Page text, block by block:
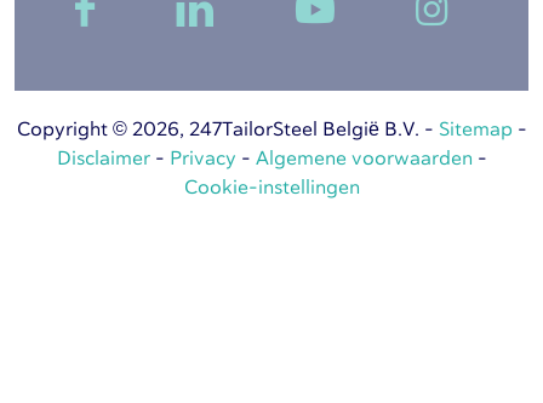
Copyright © 2026, 247TailorSteel België B.V. - Sitemap -
Disclaimer- Privacy - Algemene voorwaarden -
Cookie-instellingen